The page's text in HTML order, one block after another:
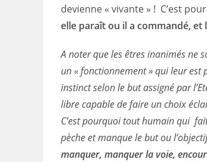
devienne « vivante » ! C’est
elle paraît ou il a commandé, et
A noter que les êtres inanimés ne
un « fonctionnement » qui leur
instinct selon le but assigné par
libre capable de faire un choix
C’est pourquoi tout humain qui
manquer, manquer la voie,